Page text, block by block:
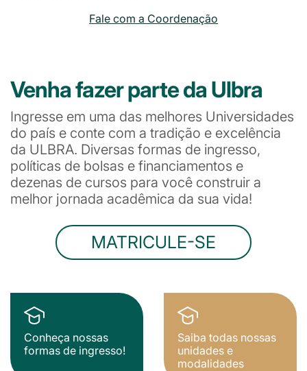
Fale com a Coordenação
Venha fazer parte da Ulbra
Ingresse em uma das melhores Universidades
do país e conte com a tradição e excelência
da ULBRA. Diversas formas de ingresso,
políticas de bolsas e financiamentos e
dezenas de cursos para você construir a
melhor jornada acadêmica da sua vida!
MATRICULE-SE
Conheça nossas
formas de ingresso!
Saiba todas nossas
unidades e
modalidades